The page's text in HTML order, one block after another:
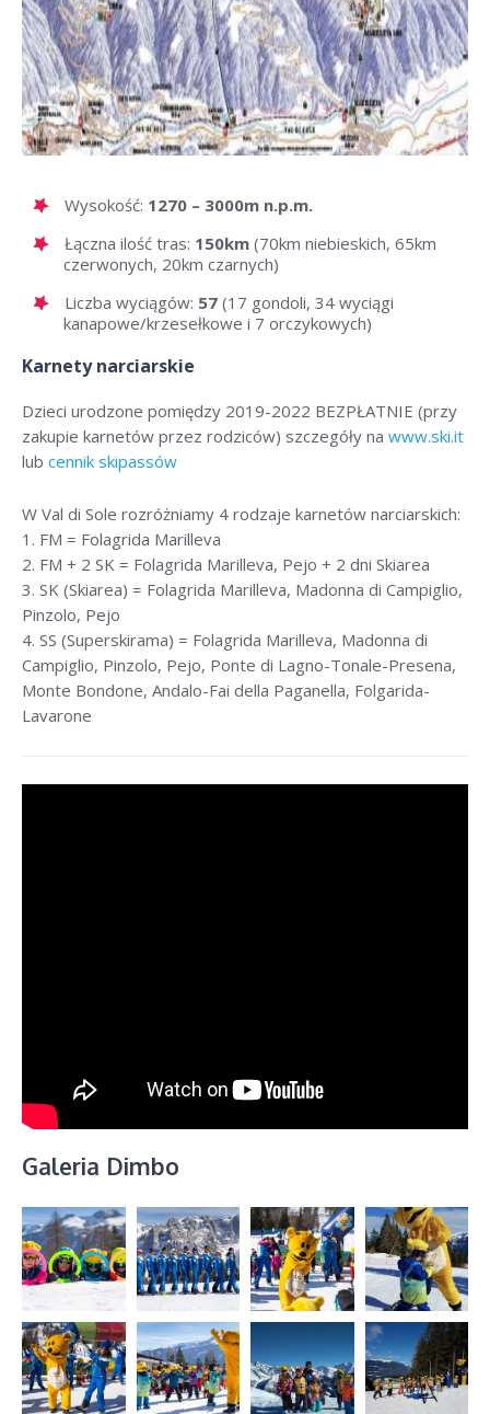
Wysokość: 1270 – 3000m n.p.m.
Łączna ilość tras: 150km (70km niebieskich, 65km
czerwonych, 20km czarnych)
Liczba wyciągów: 57 (17 gondoli, 34 wyciągi
kanapowe/krzesełkowe i 7 orczykowych)
Karnety narciarskie
Dzieci urodzone pomiędzy 2019-2022 BEZPŁATNIE (przy
zakupie karnetów przez rodziców) szczegóły na www.ski.it
lub cennik skipassów
W Val di Sole rozróżniamy 4 rodzaje karnetów narciarskich:
1. FM = Folagrida Marilleva
2. FM + 2 SK = Folagrida Marilleva, Pejo + 2 dni Skiarea
3. SK (Skiarea) = Folagrida Marilleva, Madonna di Campiglio,
Pinzolo, Pejo
4. SS (Superskirama) = Folagrida Marilleva, Madonna di
Campiglio, Pinzolo, Pejo, Ponte di Lagno-Tonale-Presena,
Monte Bondone, Andalo-Fai della Paganella, Folgarida-
Lavarone
Galeria Dimbo